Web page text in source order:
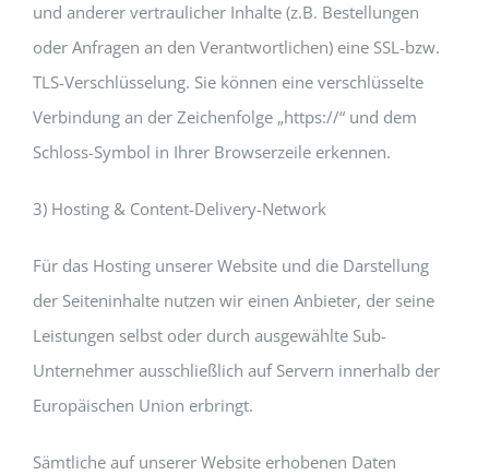
und anderer vertraulicher Inhalte (z.B. Bestellungen
oder Anfragen an den Verantwortlichen) eine SSL-bzw.
TLS-Verschlüsselung. Sie können eine verschlüsselte
Verbindung an der Zeichenfolge „https://“ und dem
Schloss-Symbol in Ihrer Browserzeile erkennen.
3) Hosting & Content-Delivery-Network
Für das Hosting unserer Website und die Darstellung
der Seiteninhalte nutzen wir einen Anbieter, der seine
Leistungen selbst oder durch ausgewählte Sub-
Unternehmer ausschließlich auf Servern innerhalb der
Europäischen Union erbringt.
Sämtliche auf unserer Website erhobenen Daten